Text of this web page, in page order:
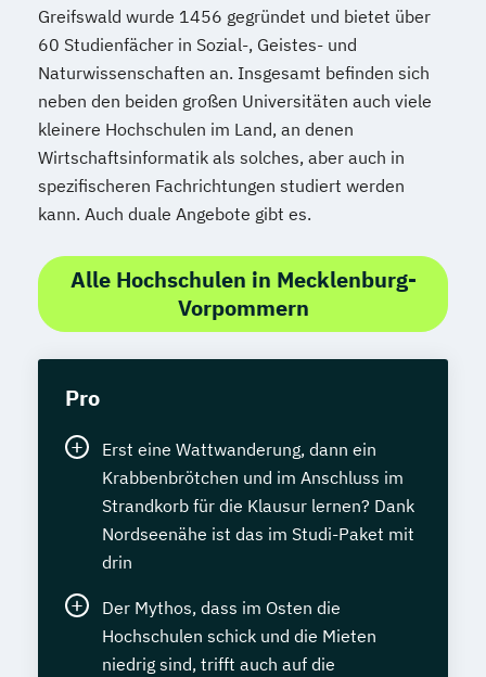
Greifswald wurde 1456 gegründet und bietet über
60 Studienfächer in Sozial-, Geistes- und
Naturwissenschaften an. Insgesamt befinden sich
neben den beiden großen Universitäten auch viele
kleinere Hochschulen im Land, an denen
Wirtschaftsinformatik als solches, aber auch in
spezifischeren Fachrichtungen studiert werden
kann. Auch duale Angebote gibt es.
Alle Hochschulen in Mecklenburg-
Vorpommern
Pro
Erst eine Wattwanderung, dann ein
Krabbenbrötchen und im Anschluss im
Strandkorb für die Klausur lernen? Dank
Nordseenähe ist das im Studi-Paket mit
drin
Der Mythos, dass im Osten die
Hochschulen schick und die Mieten
niedrig sind, trifft auch auf die